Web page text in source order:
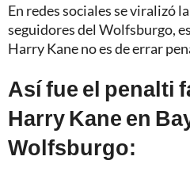
En redes sociales se viralizó
seguidores del Wolfsburgo,
Harry Kane no es de errar
Así fue el penalti
Harry Kane en
Wolfsburgo: